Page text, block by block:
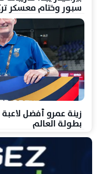
سبور وختام معسكر
زينة عمرو أفضل
بطولة العالم